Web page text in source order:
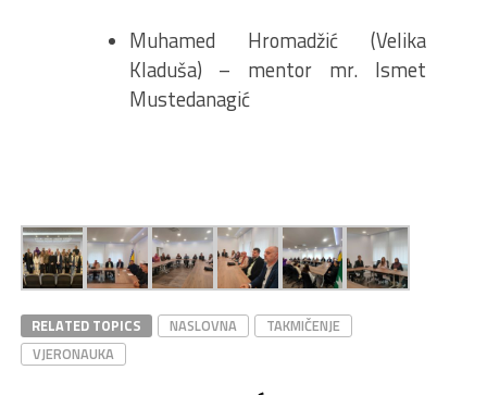
Muhamed Hromadžić (Velika
Kladuša) – mentor mr. Ismet
Mustedanagić
RELATED TOPICS NASLOVNA
TAKMIČENJE
VJERONAUKA